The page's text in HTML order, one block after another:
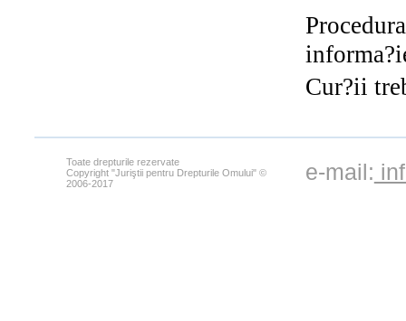
Cur?ii
Toate drepturile rezervate
Copyright "Juriştii pentru Drepturile Omului" ©
2006-2017
e-mail: